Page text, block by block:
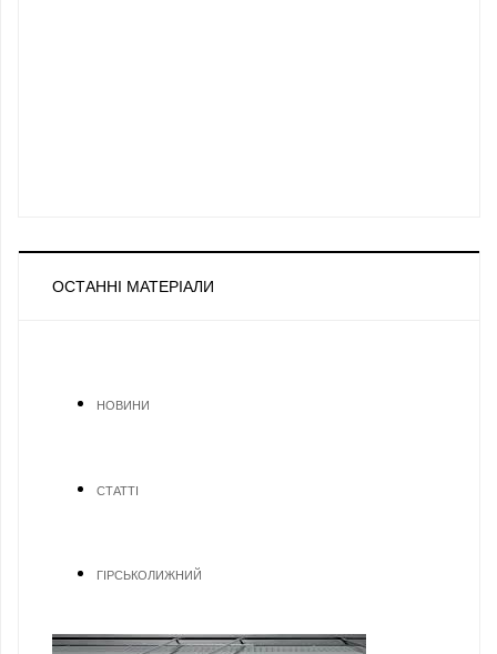
ОСТАННІ МАТЕРІАЛИ
НОВИНИ
СТАТТІ
ГІРСЬКОЛИЖНИЙ